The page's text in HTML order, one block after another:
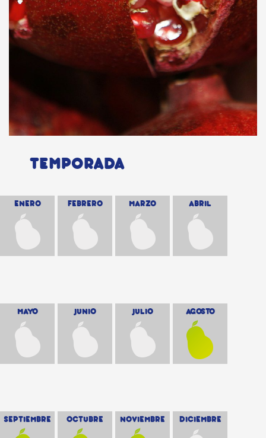
TEMPORADA
ENERO FEBRERO MARZO ABRIL
MAYO JUNIO JULIO AGOSTO
SEPTIEMBRE OCTUBRE NOVIEMBRE DICIEMBRE